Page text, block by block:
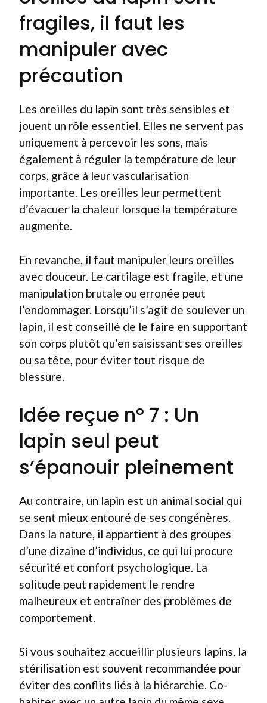
fragiles, il faut les
manipuler avec
précaution
Les oreilles du lapin sont très sensibles et
jouent un rôle essentiel. Elles ne servent pas
uniquement à percevoir les sons, mais
également à réguler la température de leur
corps, grâce à leur vascularisation
importante. Les oreilles leur permettent
d’évacuer la chaleur lorsque la température
augmente.
En revanche, il faut manipuler leurs oreilles
avec douceur. Le cartilage est fragile, et une
manipulation brutale ou erronée peut
l’endommager. Lorsqu’il s’agit de soulever un
lapin, il est conseillé de le faire en supportant
son corps plutôt qu’en saisissant ses oreilles
ou sa tête, pour éviter tout risque de
blessure.
Idée reçue n° 7 : Un
lapin seul peut
s’épanouir pleinement
Au contraire, un lapin est un animal social qui
se sent mieux entouré de ses congénères.
Dans la nature, il appartient à des groupes
d’une dizaine d’individus, ce qui lui procure
sécurité et confort psychologique. La
solitude peut rapidement le rendre
malheureux et entraîner des problèmes de
comportement.
Si vous souhaitez accueillir plusieurs lapins, la
stérilisation est souvent recommandée pour
éviter des conflits liés à la hiérarchie. Co-